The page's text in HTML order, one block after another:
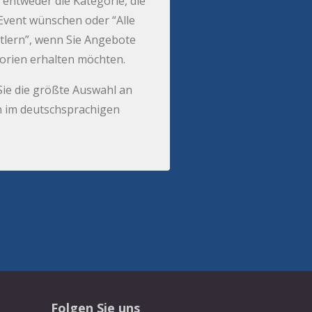
wünschen oder “Alle
wenn Sie Angebote
erhalten möchten.
die größte Auswahl an
deutschsprachigen
Folgen Sie uns